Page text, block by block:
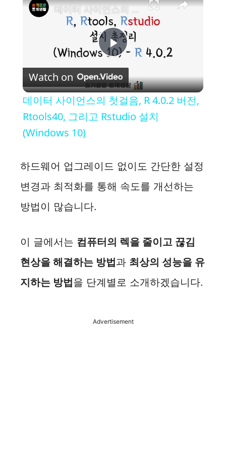
P
l
a
V
d
e
데이터 사이언스의 첫걸음, R 4.0.2 버전, Rtools40, 그리고 Rstudio 설치 (Windows 10)
Watch on
데이터 사이언스의 첫걸음, R 4.0.2 버전,
Rtools40, 그리고 Rstudio 설치
(Windows 10)
하드웨어 업그레이드 없이도 간단한 설정
변경과 최적화를 통해 속도를 개선하는
방법이 많습니다.
이 글에서는 컴퓨터의 렉을 줄이고 끊김
현상을 해결하는 방법과 최상의 성능을 유
지하는 방법을 단계별로 소개하겠습니다.
Advertisement